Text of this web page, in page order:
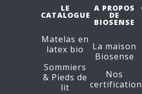
LE
CATALOGUE
Matelas en
latex bio
Sommiers
& Pieds de
lit
A PROPOS
DE
BIOSENSE
La maison
Biosense
Nos